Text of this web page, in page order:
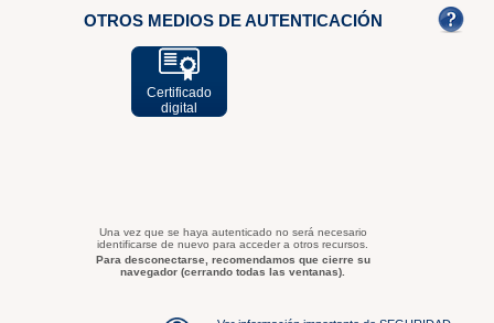
OTROS MEDIOS DE AUTENTICACIÓN
Certificado
digital
Una vez que se haya autenticado no será necesario
identificarse de nuevo para acceder a otros recursos.
Para desconectarse, recomendamos que cierre su
navegador (cerrando todas las ventanas).